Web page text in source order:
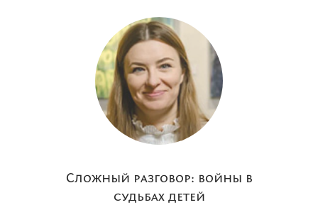
Сложный разговор: войны в
судьбах детей